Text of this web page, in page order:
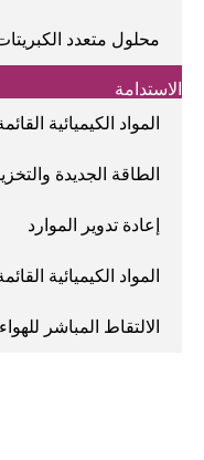
محلول متعدد
الاستدامة
المواد الكيميائية
الطاقة الجديدة
إعادة تدوير الموارد
المواد الكيميائية
الالتقاط المباشر للهواء